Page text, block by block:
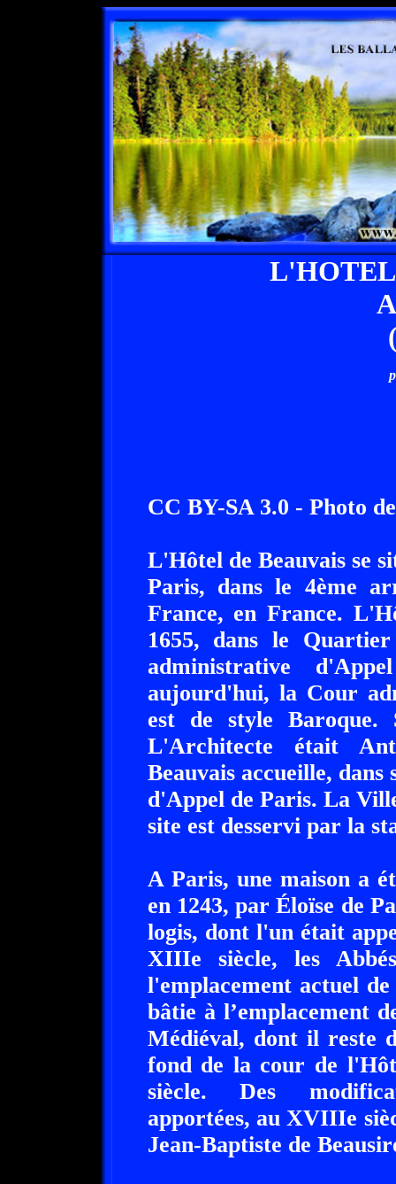
CC BY-SA 3.0 - Photo
L'Hôtel de Beauvais se
Paris, dans le 4ème
France, en France.
1655, dans le
administrative
aujourd'hui, la Cour
est de style Baroque.
L'Architecte était
Beauvais accueille,
d'Appel de Paris. La
site est desservi par la
A Paris, une maison a
en 1243, par Éloïse de
logis, dont l'un était
XIIIe siècle, les
l'emplacement actuel
bâtie à l’emplacement
Médiéval, dont il reste
fond de la cour de
siècle. Des
apportées, au XVIIIe
Jean-Baptiste de